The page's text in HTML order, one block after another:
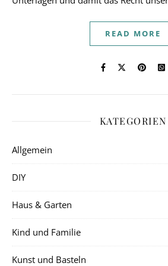
READ MORE
KATEGORIEN
Allgemein
DIY
Haus & Garten
Kind und Familie
Kunst und Basteln